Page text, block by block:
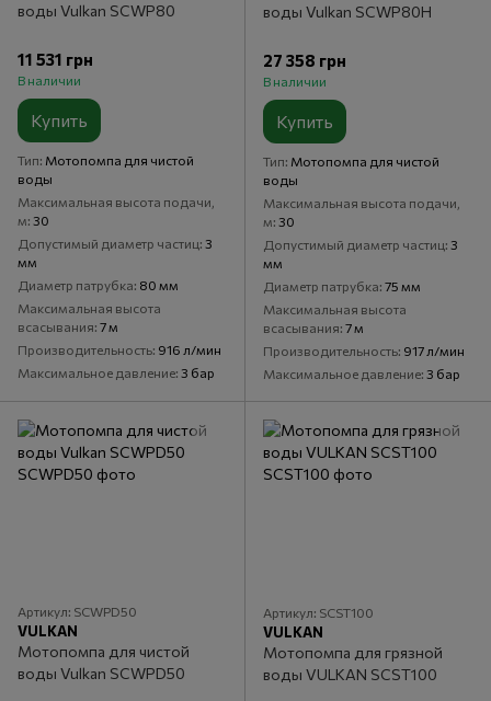
воды Vulkan SCWP80
11 531 грн
В наличии
Купить
Тип Мотопомпа для чистой
воды
Максимальная высота подачи,
м 30
Допустимый диаметр частиц 3
мм
Диаметр патрубка 80 мм
Максимальная высота
всасывания 7 м
Производительность 916 л/мин
Максимальное давление 3 бар
воды Vulkan SCWP80H
27 358 грн
В наличии
Купить
Тип Мотопомпа для чистой
воды
Максимальная высота подачи,
м 30
Допустимый диаметр частиц 3
мм
Диаметр патрубка 75 мм
Максимальная высота
всасывания 7 м
Производительность 917 л/мин
Максимальное давление 3 бар
Артикул: SCWPD50
VULKAN
Мотопомпа для чистой
воды Vulkan SCWPD50
Артикул: SCST100
VULKAN
Мотопомпа для грязной
воды VULKAN SCST100